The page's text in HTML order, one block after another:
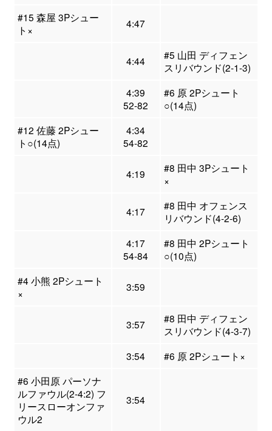
#15 森屋 3Pシュー
ト×
4:47
4:44
#5 山田 ディフェン
スリバウンド(2-1-3)
4:39
52-82
#6 原 2Pシュート
○(14点)
#12 佐藤 2Pシュー
ト○(14点)
4:34
54-82
4:19
#8 田中 3Pシュート
×
4:17
#8 田中 オフェンス
リバウンド(4-2-6)
4:17
54-84
#8 田中 2Pシュート
○(10点)
#4 小熊 2Pシュート
×
3:59
3:57
#8 田中 ディフェン
スリバウンド(4-3-7)
3:54
#6 原 2Pシュート×
#6 小田原 パーソナ
ルファウル(2-4:2) フ
リースローオンファ
ウル2
3:54